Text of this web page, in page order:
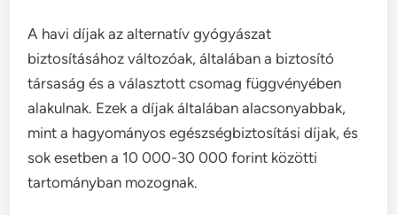
A havi díjak az alternatív gyógyászat
biztosításához változóak, általában a biztosító
társaság és a választott csomag függvényében
alakulnak. Ezek a díjak általában alacsonyabbak,
mint a hagyományos egészségbiztosítási díjak, és
sok esetben a 10 000-30 000 forint közötti
tartományban mozognak.